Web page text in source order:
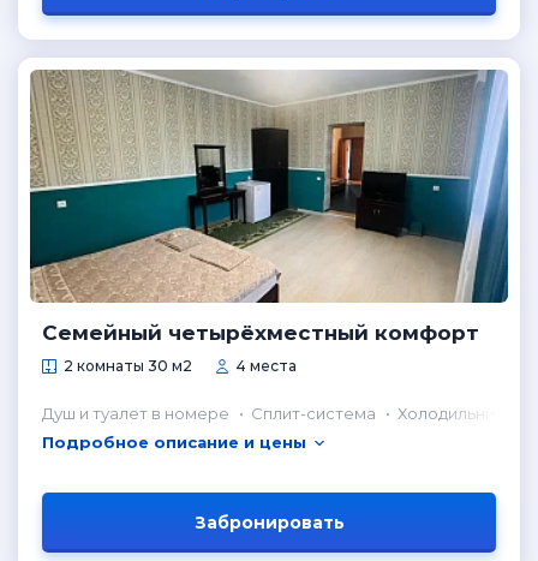
Семейный четырёхместный комфорт
2 комнаты 30 м2 4 места
Душ и туалет в номере Сплит-система
Холодильник в
Подробное описание и цены
Забронировать